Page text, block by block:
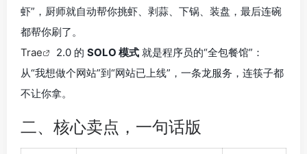
虾”，厨师就自动帮你挑虾、剥蒜、下锅、装盘，最后连碗
都帮你刷了。
Trae
2.0 的 SOLO 模式 就是程序员的“全包餐馆”：
从“我想做个网站”到“网站已上线”，一条龙服务，连筷子都
不让你拿。
二、核心卖点，一句话版